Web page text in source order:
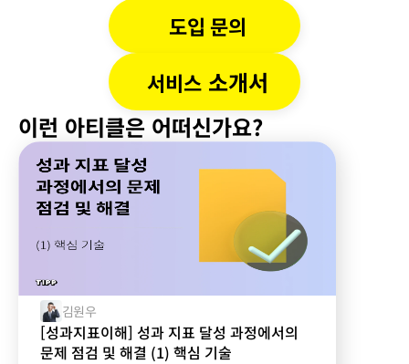
도입 문의
서비스 소개서
이런 아티클은 어떠신가요?
김원우
[성과지표이해] 성과 지표 달성 과정에서의
문제 점검 및 해결 (1) 핵심 기술